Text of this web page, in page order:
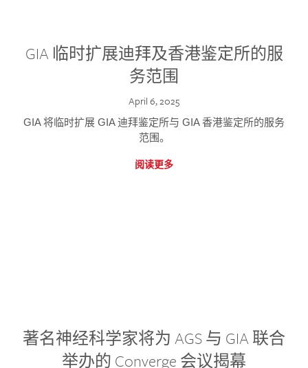
GIA 临时扩展迪拜及香港鉴定所的服
务范围
April 6, 2025
GIA 将临时扩展 GIA 迪拜鉴定所与 GIA 香港鉴定所的服务
范围。
阅读更多
著名神经科学家将为 AGS 与 GIA 联合
举办的 Converge 会议揭幕